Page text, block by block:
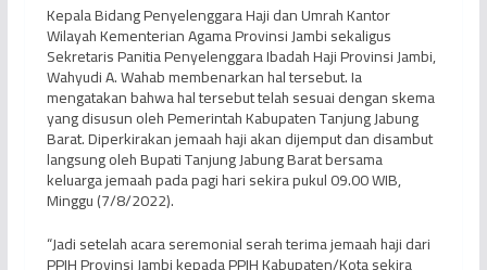
Kepala Bidang Penyelenggara Haji dan Umrah Kantor
Wilayah Kementerian Agama Provinsi Jambi sekaligus
Sekretaris Panitia Penyelenggara Ibadah Haji Provinsi Jambi,
Wahyudi A. Wahab membenarkan hal tersebut. Ia
mengatakan bahwa hal tersebut telah sesuai dengan skema
yang disusun oleh Pemerintah Kabupaten Tanjung Jabung
Barat. Diperkirakan jemaah haji akan dijemput dan disambut
langsung oleh Bupati Tanjung Jabung Barat bersama
keluarga jemaah pada pagi hari sekira pukul 09.00 WIB,
Minggu (7/8/2022).
“Jadi setelah acara seremonial serah terima jemaah haji dari